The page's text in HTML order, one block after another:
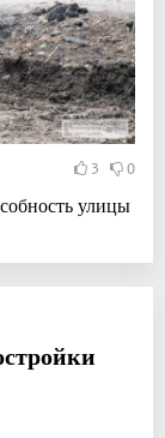
3 0
улицы